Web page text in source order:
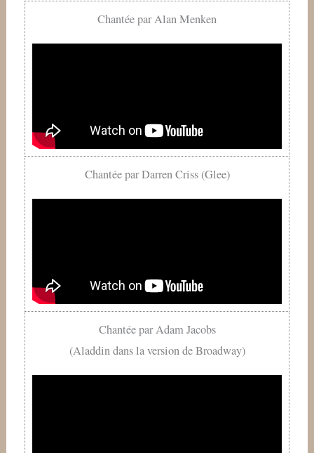
Chantée par Alan Menken
Chantée par Darren Criss (Glee)
Chantée par Adam Jacobs
(Aladdin dans la version de Broadway)